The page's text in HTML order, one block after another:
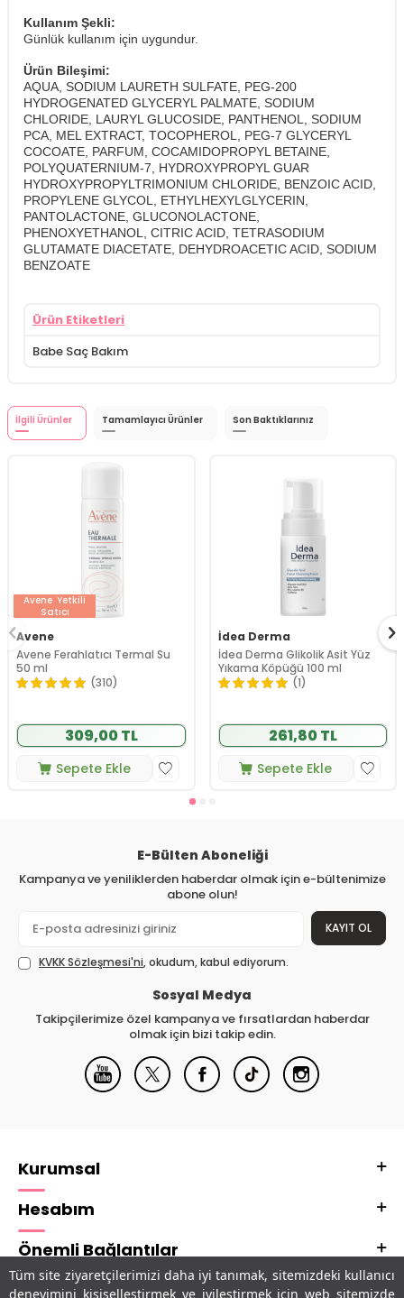
Tüm site ziyaretçilerimizi daha iyi tanımak, sitemizdeki kullanıcı
deneyimini kişiselleştirmek ve iyileştirmek için web sitemizde
Kullanım Şekli:
Günlük kullanım için uygundur.
Ürün Bileşimi:
AQUA, SODIUM LAURETH SULFATE, PEG-200
HYDROGENATED GLYCERYL PALMATE, SODIUM
CHLORIDE, LAURYL GLUCOSIDE, PANTHENOL, SODIUM
PCA, MEL EXTRACT, TOCOPHEROL, PEG-7 GLYCERYL
COCOATE, PARFUM, COCAMIDOPROPYL BETAINE,
POLYQUATERNIUM-7, HYDROXYPROPYL GUAR
HYDROXYPROPYLTRIMONIUM CHLORIDE, BENZOIC ACID,
PROPYLENE GLYCOL, ETHYLHEXYLGLYCERIN,
PANTOLACTONE, GLUCONOLACTONE,
PHENOXYETHANOL, CITRIC ACID, TETRASODIUM
GLUTAMATE DIACETATE, DEHYDROACETIC ACID, SODIUM
BENZOATE
Ürün Etiketleri
Babe Saç Bakım
İlgili Ürünler Tamamlayıcı Ürünler Son Baktıklarınız
Avene Yetkili
Satıcı
Avene
Avene Ferahlatıcı Termal Su
50 ml
(310)
309,00 TL
Sepete Ekle
İdea Derma
İdea Derma Glikolik Asit Yüz
Yıkama Köpüğü 100 ml
(1)
261,80 TL
Sepete Ekle
E-Bülten Aboneliği
Kampanya ve yeniliklerden haberdar olmak için e-bültenimize
abone olun!
KAYIT OL
KVKK Sözleşmesi'ni, okudum, kabul ediyorum.
Sosyal Medya
Takipçilerimize özel kampanya ve fırsatlardan haberdar
olmak için bizi takip edin.
Kurumsal
Hesabım
Önemli Bağlantılar
Adres & İletişim